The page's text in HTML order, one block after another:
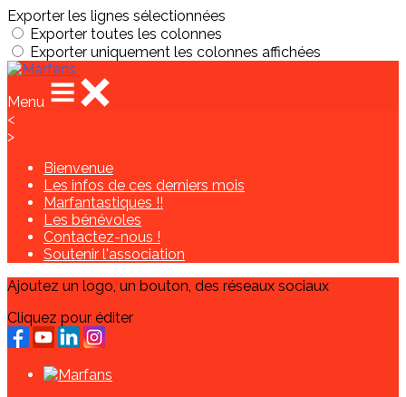
Exporter les lignes sélectionnées
Exporter toutes les colonnes
Exporter uniquement les colonnes affichées
Menu
<
>
Bienvenue
Les infos de ces derniers mois
Marfantastiques !!
Les bénévoles
Contactez-nous !
Soutenir l'association
Ajoutez un logo, un bouton, des réseaux sociaux
Cliquez pour éditer